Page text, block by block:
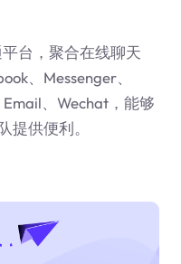
台，聚合在线聊天
、Messenger、
、Wechat，能够
提供便利。